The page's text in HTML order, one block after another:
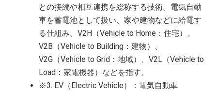
との接続や相互連携を総称する技術。電気自動
車を蓄電池として扱い、家や建物などに給電す
る仕組み。V2H（Vehicle to Home：住宅）、
V2B（Vehicle to Building：建物）、
V2G（Vehicle to Grid：地域）、V2L（Vehicle to
Load：家電機器）などを指す。
※3. EV（Electric Vehicle）：電気自動車